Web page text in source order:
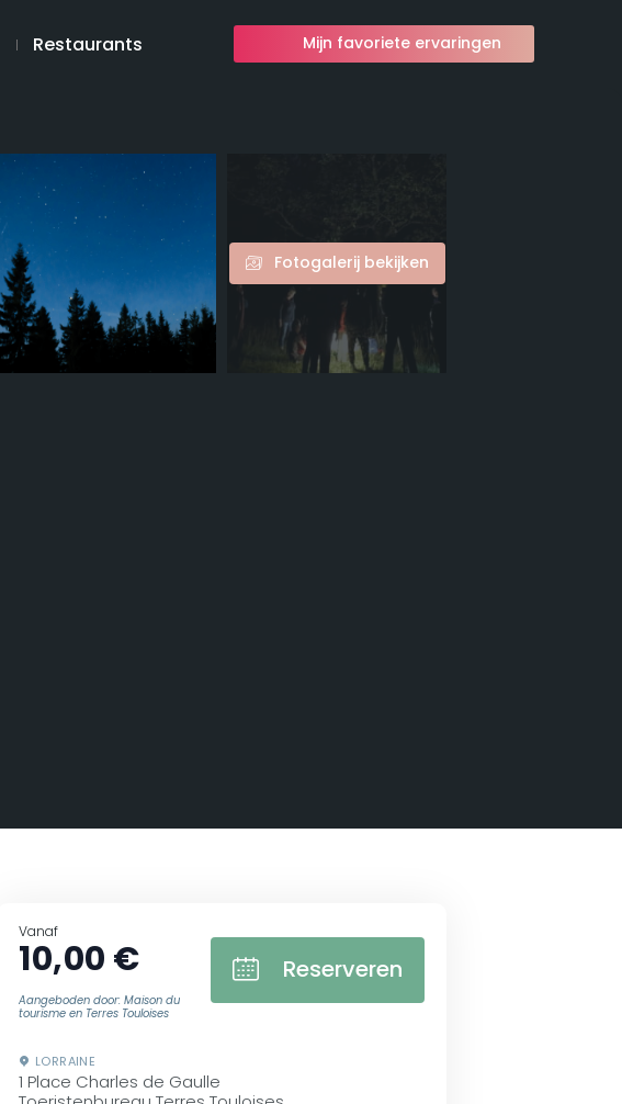
Restaurants Mijn favoriete ervaringen
Fotogalerij bekijken
Vanaf
10,00 €
Aangeboden door: Maison du
tourisme en Terres Touloises
Reserveren
LORRAINE
1 Place Charles de Gaulle